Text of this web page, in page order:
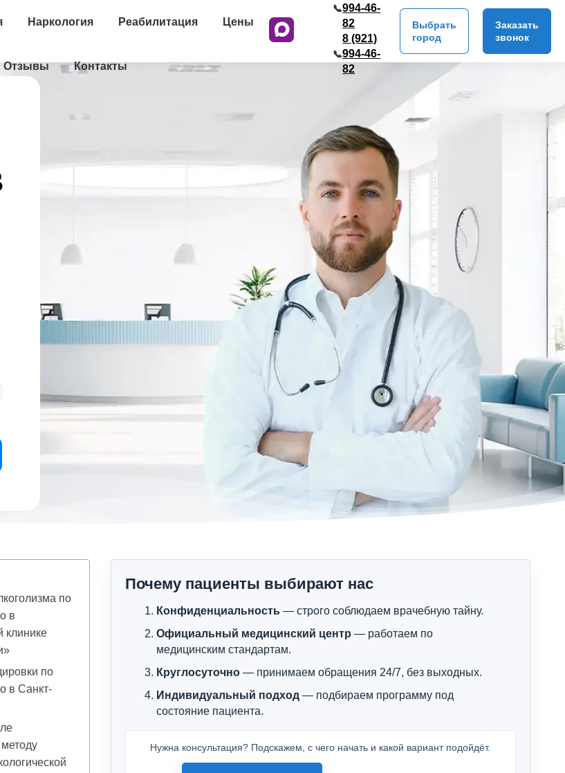
Наркология Реабилитация Цены
Отзывы Контакты
📞994-46-
82
📞
8 (921)
994-46-
82
Выбрать
город
Заказать
звонок
по
в
клинике
по
в Санкт-
Почему пациенты выбирают нас
Конфиденциальность— строго соблюдаем врачебную тайну.
Официальный медицинский центр — работаем по
медицинским стандартам.
Круглосуточно— принимаем обращения 24/7, без выходных.
Индивидуальный подход— подбираем программу под
состояние пациента.
Нужна консультация? Подскажем, с чего начать и какой вариант подойдёт.